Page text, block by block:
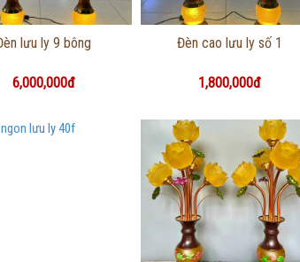
Thông tin chi tiết
lưu ly 9 bông
6,000,000đ
Thông tin chi tiết
Đèn cao lưu ly số 1
1,800,000đ